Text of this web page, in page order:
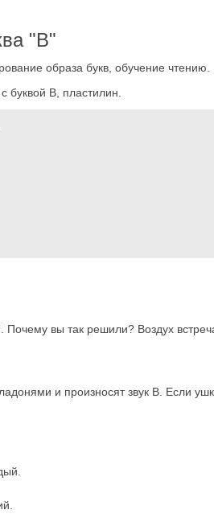
"В"
образа букв, обучение чтению.
буквой В, пластилин.
вы так решили? Воздух
и произносят звук В. Если